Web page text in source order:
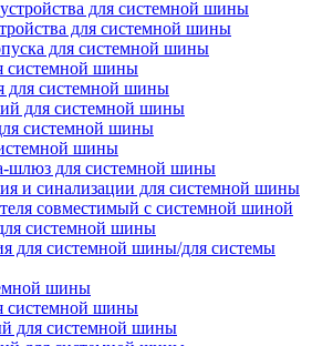
для системной шины
для системной шины
системной шины
для системной шины
для системной шины
системной шины
шины
шлюз для системной шины
и синализации для системной шины
совместимый с системной шиной
системной шины
для системной шины/для системы
шины
системной шины
для системной шины